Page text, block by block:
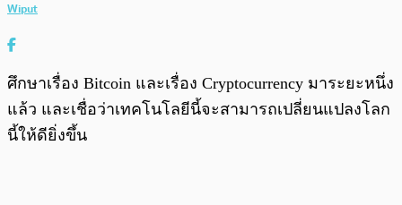
Wiput
ศึกษาเรื่อง Bitcoin และเรื่อง Cryptocurrency มาระยะหนึ่ง
แล้ว และเชื่อว่าเทคโนโลยีนี้จะสามารถเปลี่ยนแปลงโลก
นี้ให้ดียิ่งขึ้น